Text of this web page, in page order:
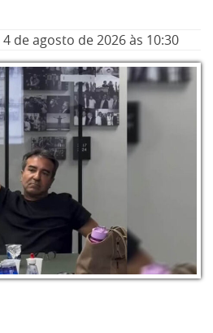
4 de agosto de 2026às 10:30